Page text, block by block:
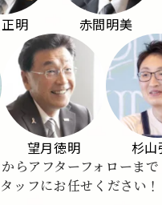
明 赤間明美
望月徳明 杉山
らアフターフォローまで
ッフにお任せください！